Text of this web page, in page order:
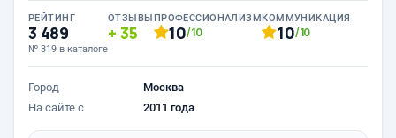
РЕЙТИНГ
3 489
№ 319 в каталоге
ОТЗЫВЫ
35
ПРОФЕССИОНАЛИЗМ
10/10
КОММУНИКАЦИЯ
10/10
Город
Москва
На сайте с
2011 года